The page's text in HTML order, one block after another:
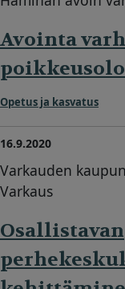
Avointa
Opetus ja kasvatus
16.9.2020
Varkauden
Varkaus
Osallistavan